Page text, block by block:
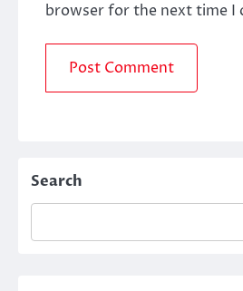
browser for the next time I
Search